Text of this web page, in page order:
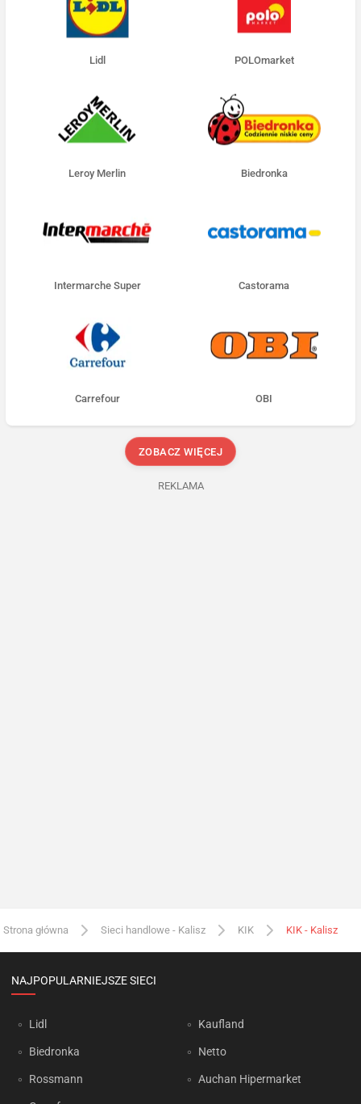
Lidl POLOmarket
Leroy Merlin Biedronka
Intermarche Super Castorama
Carrefour OBI
ZOBACZ WIĘCEJ
REKLAMA
Strona główna Sieci handlowe - Kalisz KIK KIK - Kalisz
NAJPOPULARNIEJSZE SIECI
Lidl
Biedronka
Rossmann
Kaufland
Netto
Auchan Hipermarket